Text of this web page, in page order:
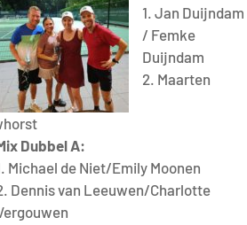
1. Jan Duijndam
/ Femke
Duijndam
2. Maarten
Dubbel A:
Michael de Niet/Emily Moonen
Dennis van Leeuwen/Charlotte